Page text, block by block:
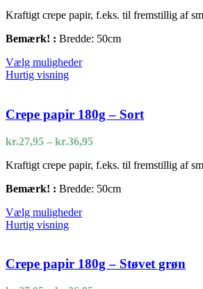
på
varesiden
til
Kraftigt crepe papir, f.eks. til fremstillig af
Bemærk! : Bredde: 50cm
Vælg mulighederDette
varianter.
Mulighederne
kan
vælges
på
varesiden
Hurtig visning
Crepe papir 180g – Sort
kr.27,95 – kr.36,95Prisinterval:
til
Kraftigt crepe papir, f.eks. til fremstillig af
Bemærk! : Bredde: 50cm
Vælg mulighederDette
varianter.
Mulighederne
kan
Hurtig visning
Crepe papir 180g – Støvet grøn